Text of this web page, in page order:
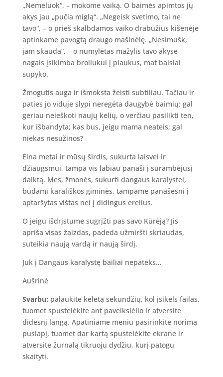
„Nemeluok“, – mokome vaiką. O baimės apimtos jų
akys jau „pučia miglą“. „Negeisk svetimo, tai ne
tavo“, – o prieš skalbdamos vaiko drabužius kišenėje
aptinkame pavogtą draugo mašinėlę. „Nesimušk,
jam skauda“, – o numylėtas mažylis tavo akyse
nagais įsikimba broliukui į plaukus, mat baisiai
supyko.
Žmogutis auga ir išmoksta žeisti subtiliau. Tačiau ir
paties jo viduje slypi neregėta daugybė baimių: gal
geriau neieškoti naujų kelių, o verčiau pasilikti ten,
kur išbandyta; kas bus, jeigu mama neateis; gal
niekas nesužinos?
Eina metai ir mūsų širdis, sukurta laisvei ir
džiaugsmui, tampa vis labiau panaši į surambėjusį
daiktą. Mes, žmonės, sukurti dangaus karalystei,
būdami karališkos giminės, tampame panašesni į
aptaršytas vištas nei į didingus erelius.
O jeigu išdrįstume sugrįžti pas savo Kūrėją? Jis
apriša visas žaizdas, padeda užmiršti skriaudas,
suteikia naują vardą ir naują širdį.
Juk į Dangaus karalystę bailiai nepateks…
Aušrinė
Svarbu: palaukite keletą sekundžių, kol įsikels failas,
tuomet spustelėkite ant paveikslėlio ir atversite
didesnį langą. Apatiniame meniu pasirinkite norimą
puslapį, tuomet dar kartą spustelėkite ekrane ir
atversite žurnalą tikruoju dydžiu, kurį patogu
skaityti.